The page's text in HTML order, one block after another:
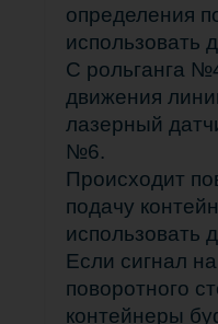
определения
использовать
С рольганга
движения
лазерный
№6.
Происходит
подачу
использовать
Если сигнал
поворотного
контейнеры